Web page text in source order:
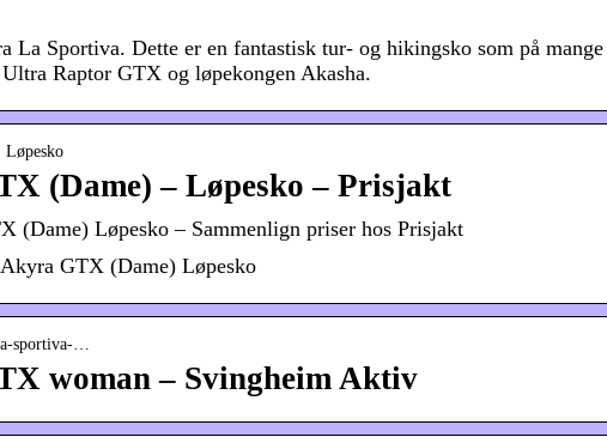
Sportiva. Dette er en fantastisk tur- og hikingsko som på mange
Raptor GTX og løpekongen Akasha.
Løpesko
(Dame) – Løpesko – Prisjakt
(Dame) Løpesko – Sammenlign priser hos Prisjakt
GTX (Dame) Løpesko
sportiva-…
woman – Svingheim Aktiv